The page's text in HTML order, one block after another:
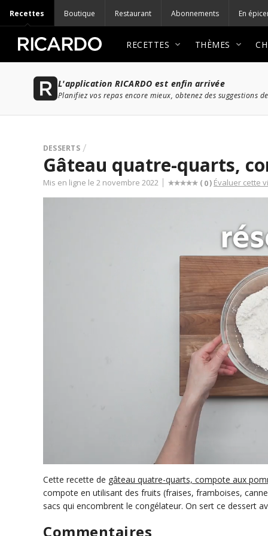
Recettes Boutique Restaurant Abonnements En
RECETTES THÈMES
L'application RICARDO est enfin arrivée
Planifiez vos repas encore mieux, obtenez des suggestions
DESSERTS
Gâteau quatre-quarts,
Mis en ligne le 2 novembre 2022 ( 0) Évaluer cette
s
c
o
d
Cette recette de gâteau quatre-quarts, compote aux
compote en utilisant des fruits (fraises, framboises,
sacs qui encombrent le congélateur. On sert ce dessert
Commentaires